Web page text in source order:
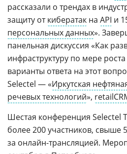
рассказали о трендах в
защиту откибератак на API и
персональных данных».
панельная дискуссия «Как
инфраструктуру по мере
варианты ответа на этот
Selectel — «Иркутская
речевых технологий»,
Шестая конференция Selectel
более 200 участников, свыше
за онлайн-трансляцией.